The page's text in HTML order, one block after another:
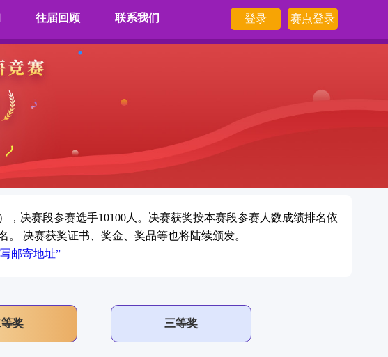
往届回顾 联系我们 登录 赛点登录
决赛段参赛选手10100人。决赛获奖按本赛段参赛人数成绩排名依
决赛获奖证书、奖金、奖品等也将陆续颁发。
邮寄地址”
奖 三等奖